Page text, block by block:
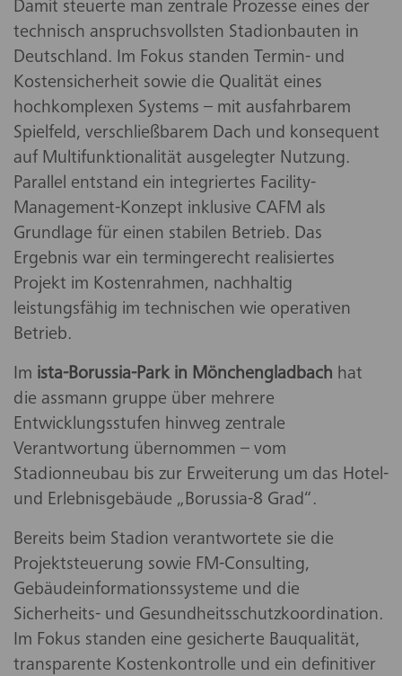
Damit steuerte man zentrale Prozesse eines der
technisch anspruchsvollsten Stadionbauten in
Deutschland. Im Fokus standen Termin- und
Kostensicherheit sowie die Qualität eines
hochkomplexen Systems – mit ausfahrbarem
Spielfeld, verschließbarem Dach und konsequent
auf Multifunktionalität ausgelegter Nutzung.
Parallel entstand ein integriertes Facility-
Management-Konzept inklusive CAFM als
Grundlage für einen stabilen Betrieb. Das
Ergebnis war ein termingerecht realisiertes
Projekt im Kostenrahmen, nachhaltig
leistungsfähig im technischen wie operativen
Betrieb.
Im ista-Borussia-Park in Mönchengladbach hat
die assmann gruppe über mehrere
Entwicklungsstufen hinweg zentrale
Verantwortung übernommen – vom
Stadionneubau bis zur Erweiterung um das Hotel-
und Erlebnisgebäude „Borussia-8 Grad“.
Bereits beim Stadion verantwortete sie die
Projektsteuerung sowie FM-Consulting,
Gebäudeinformationssysteme und die
Sicherheits- und Gesundheitsschutzkoordination.
Im Fokus standen eine gesicherte Bauqualität,
transparente Kostenkontrolle und ein definitiver